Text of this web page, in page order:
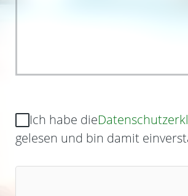
Ich habe die
gelesen und bin damit